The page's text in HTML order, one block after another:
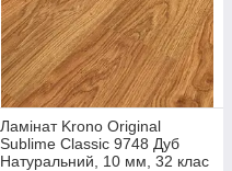
Ламінат Krono Original
Sublime Classic 9748 Дуб
Натуральний, 10 мм, 32 клас